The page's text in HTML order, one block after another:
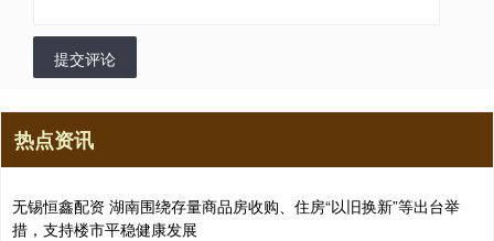
提交评论
热点资讯
无锡恒鑫配资 湖南围绕存量商品房收购、住房“以旧换新”等出台举
措，支持楼市平稳健康发展